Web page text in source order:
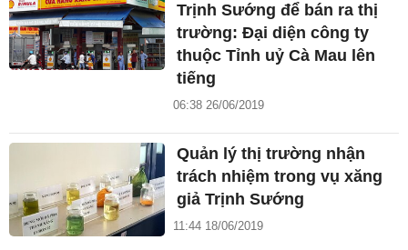
Trịnh Sướng để bán ra thị
trường: Đại diện công ty
thuộc Tỉnh uỷ Cà Mau lên
tiếng
06:38 26/06/2019
Quản lý thị trường nhận
trách nhiệm trong vụ xăng
giả Trịnh Sướng
11:44 18/06/2019